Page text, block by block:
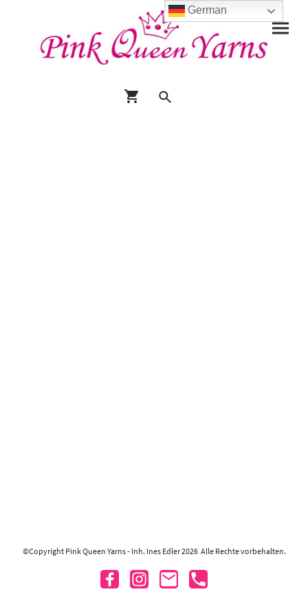
©Copyright Pink Queen Yarns - Inh. Ines Edler 2026 Alle Rechte vorbehalten.
German